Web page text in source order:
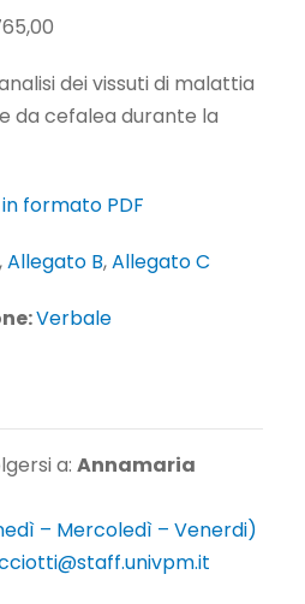
dei vissuti di malattia
da cefalea durante la
formato PDF
,Allegato B,Allegato C
Verbale
a: Annamaria
– Mercoledì – Venerdi)